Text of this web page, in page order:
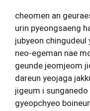
cheomen an
urin pyeongsaeng
jubyeon
neo-egeman nae
geunde jeomjeom
dareun yeojaga
jigeum i
gyeopchyeo